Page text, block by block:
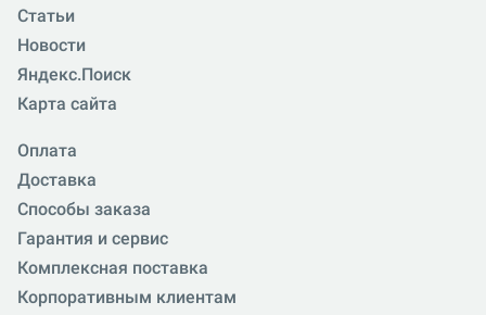
Статьи
Новости
Яндекс.Поиск
Карта сайта
Оплата
Доставка
Способы заказа
Гарантия и сервис
Комплексная поставка
Корпоративным клиентам